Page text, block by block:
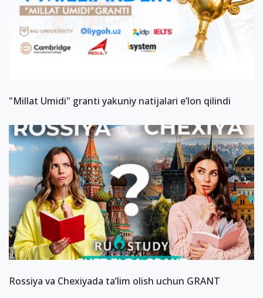
"Millat Umidi" granti yakuniy natijalari e’lon qilindi
Rossiya va Chexiyada ta’lim olish uchun GRANT